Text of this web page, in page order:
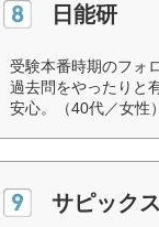
日能研
受験本番時期のフォ
過去問をやったりと
安心。（40代／女性）
サピックス